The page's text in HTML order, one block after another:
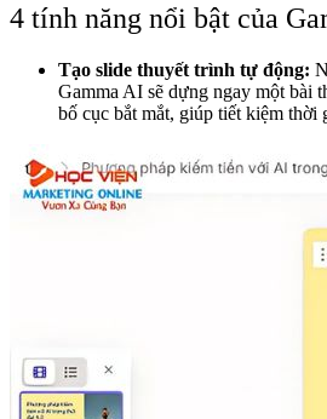
4 tính năng nổi bật của
Tạo slide thuyết trình tự động:
Gamma AI sẽ dựng ngay một bài
bố cục bắt mắt, giúp tiết kiệm thời